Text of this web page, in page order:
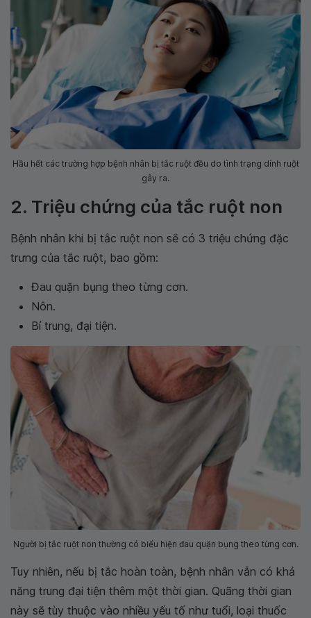
Hầu hết các trường hợp bệnh nhân bị tắc ruột đều do tình trạng dính ruột
gây ra.
2. Triệu chứng của tắc ruột non
Bệnh nhân khi bị tắc ruột non sẽ có 3 triệu chứng đặc
trưng của tắc ruột, bao gồm:
Đau quặn bụng theo từng cơn.
Nôn.
Bí trung, đại tiện.
Người bị tắc ruột non thường có biểu hiện đau quặn bụng theo từng cơn.
Tuy nhiên, nếu bị tắc hoàn toàn, bệnh nhân vẫn có khả
năng trung đại tiện thêm một thời gian. Quãng thời gian
này sẽ tùy thuộc vào nhiều yếu tố như tuổi, loại thuốc